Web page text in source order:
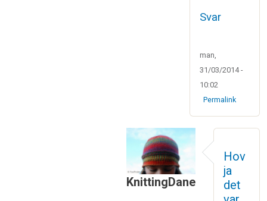
Svar
man,
31/03/2014 -
10:02
Permalink
KnittingDane
Vi har vist
Hov
ja
det